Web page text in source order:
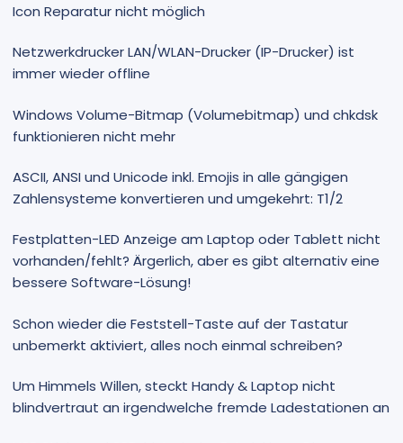
Icon Reparatur nicht möglich
Netzwerkdrucker LAN/WLAN-Drucker (IP-Drucker) ist
immer wieder offline
Windows Volume-Bitmap (Volumebitmap) und chkdsk
funktionieren nicht mehr
ASCII, ANSI und Unicode inkl. Emojis in alle gängigen
Zahlensysteme konvertieren und umgekehrt: T1/2
Festplatten-LED Anzeige am Laptop oder Tablett nicht
vorhanden/fehlt? Ärgerlich, aber es gibt alternativ eine
bessere Software-Lösung!
Schon wieder die Feststell-Taste auf der Tastatur
unbemerkt aktiviert, alles noch einmal schreiben?
Um Himmels Willen, steckt Handy & Laptop nicht
blindvertraut an irgendwelche fremde Ladestationen an